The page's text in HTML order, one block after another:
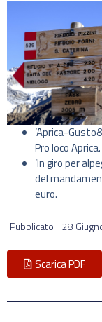
‘Aprica-
Pro loco
‘In giro per
del
euro.
Pubblicato il28
Scarica PDF